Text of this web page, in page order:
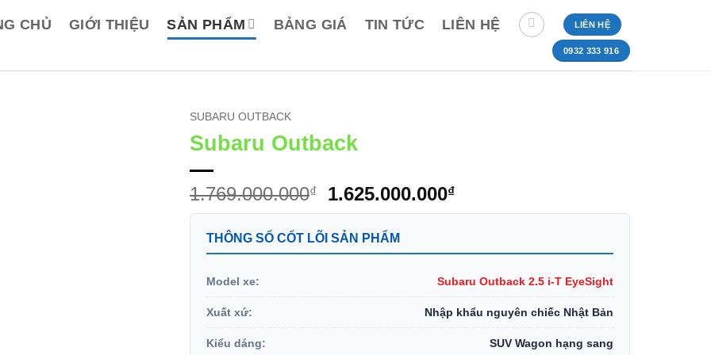
CHỦ GIỚI THIỆU SẢN PHẨM BẢNG GIÁ TIN TỨC LIÊN HỆ LIÊN HỆ
0932 333 916
SUBARU OUTBACK
Subaru Outback
1.769.000.000₫
Giá
gốc
là:
1.769.000.000₫.
1.625.000.000₫Giá
hiện
là:
THÔNG SỐ CỐT LÕI SẢN PHẨM
Model xe: Subaru Outback 2.5 i-T EyeSight
Xuất xứ: Nhập khẩu nguyên chiếc Nhật Bản
Kiểu dáng: SUV Wagon hạng sang